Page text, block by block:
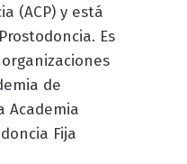
(ACP) y está
Es
de
Academia
Fija